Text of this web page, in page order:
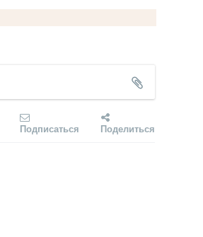
Подписаться Поделиться